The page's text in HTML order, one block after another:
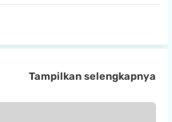
Tampilkan selengkapnya